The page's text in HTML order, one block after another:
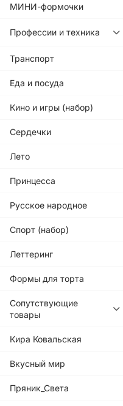
МИНИ-формочки
Профессии и техника
Транспорт
Еда и посуда
Кино и игры (набор)
Сердечки
Лето
Принцесса
Русское народное
Спорт (набор)
Леттеринг
Формы для торта
Сопутствующие
товары
Кира Ковальская
Вкусный мир
Пряник_Света